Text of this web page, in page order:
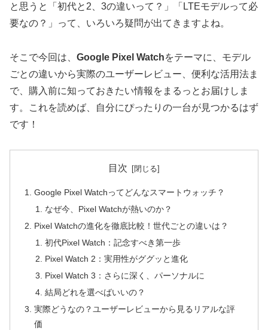
と思うと「初代と2、3の違いって？」「LTEモデルって必
要なの？」って、いろいろ疑問が出てきますよね。
そこで今回は、 Google Pixel Watchをテーマに、モデル
ごとの違いから実際のユーザーレビュー、便利な活用法ま
で、購入前に知っておきたい情報をまるっとお届けしま
す。これを読めば、自分にぴったりの一台が見つかるはず
です！
目次
Google Pixel Watchってどんなスマートウォッチ？
なぜ今、Pixel Watchが熱いのか？
Pixel Watchの進化を徹底比較！世代ごとの違いは？
初代Pixel Watch：記念すべき第一歩
Pixel Watch 2：実用性がググッと進化
Pixel Watch 3：さらに深く、パーソナルに
結局どれを選べばいいの？
実際どうなの？ユーザーレビューから見るリアルな評
価